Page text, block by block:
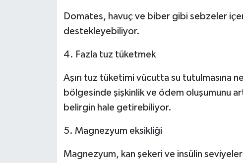
Domates, havuç ve biber gibi sebzeler
destekleyebiliyor.
4. Fazla tuz tüketmek
Aşırı tuz tüketimi vücutta su tutulmasına
bölgesinde şişkinlik ve ödem oluşumunu
belirgin hale getirebiliyor.
5. Magnezyum eksikliği
Magnezyum, kan şekeri ve insülin